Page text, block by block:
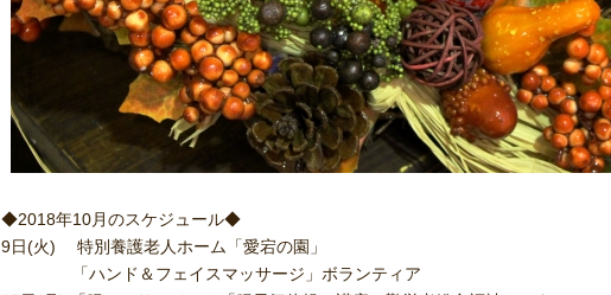
◆2018年10月のスケジュール◆
9日(火) 特別養護老人ホーム「愛宕の園」
「ハンド＆フェイスマッサージ」ボランティア